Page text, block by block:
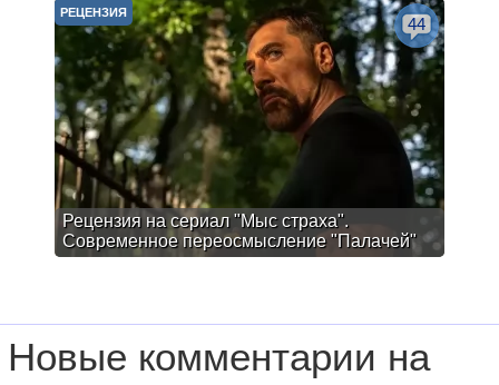
Рецензия на сериал "Мыс страха".
Современное переосмысление "Палачей"
РЕЦЕНЗИЯ
44
Новые комментарии на